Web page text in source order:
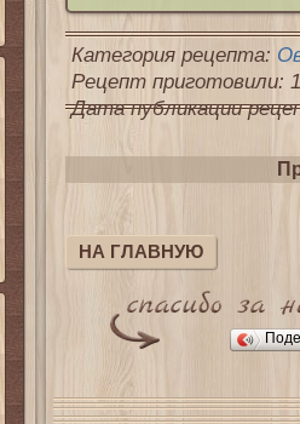
Категория рецепта:
Рецепт приготовили:
Дата публикации
НА ГЛАВНУЮ